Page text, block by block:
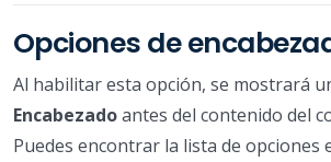
Opciones de
Al habilitar esta opción, se mostrará
Encabezadoantes del contenido del
Puedes encontrar la lista de opciones